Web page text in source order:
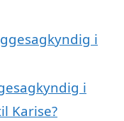
i
i
Karise?